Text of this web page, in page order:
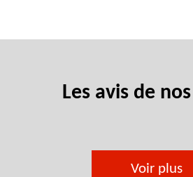
Les avis de
Voir plus